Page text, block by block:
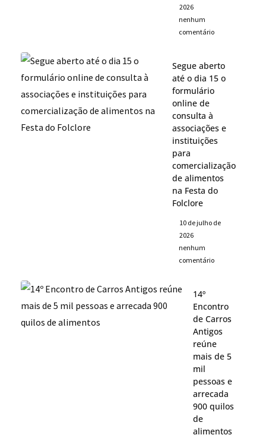
2026
nenhum
comentário
Segue aberto
até o dia 15 o
formulário
online de
consulta à
associações e
instituições
para
comercialização
de alimentos
na Festa do
Folclore
10 de julho de
2026
nenhum
comentário
14º
Encontro
de Carros
Antigos
reúne
mais de 5
mil
pessoas e
arrecada
900 quilos
de
alimentos